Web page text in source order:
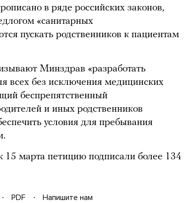
в ряде российских законов,
«санитарных
пускать родственников к пациентам
Минздрав «разработать
всех без исключения медицинских
беспрепятственный
и иных родственников
условия для пребывания
15 марта петицию подписали более 134
PDF
Напишите нам